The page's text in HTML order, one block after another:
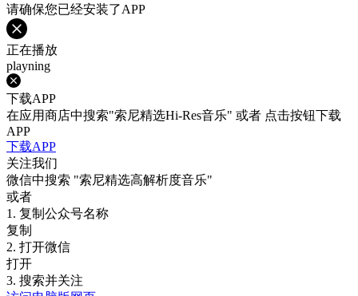
请确保您已经安装了APP
正在播放
playning
下载APP
在应用商店中搜索"索尼精选Hi-Res音乐" 或者 点击按钮下载
APP
下载APP
关注我们
微信中搜索 "索尼精选高解析度音乐"
或者
1. 复制公众号名称
复制
2. 打开微信
打开
3. 搜索并关注